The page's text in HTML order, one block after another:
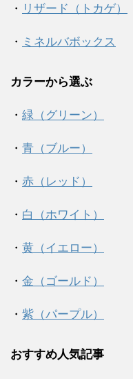
・ リザード（トカゲ）
・ ミネルバボックス
カラーから選ぶ
・ 緑（グリーン）
・ 青（ブルー）
・ 赤（レッド）
・ 白（ホワイト）
・ 黄（イエロー）
・ 金（ゴールド）
・ 紫（パープル）
おすすめ人気記事